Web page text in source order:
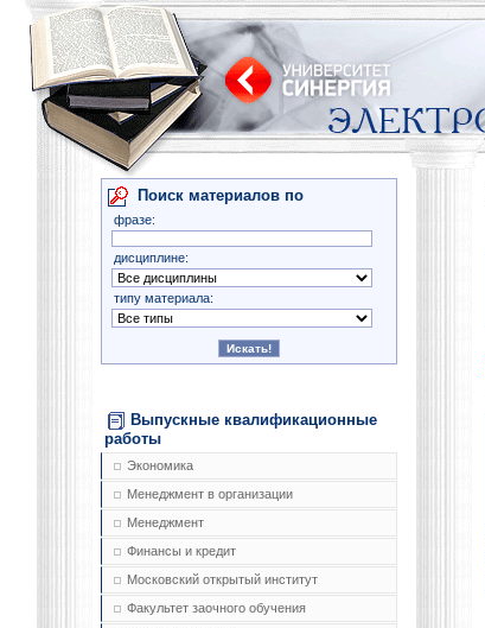
Поиск материалов по
фразе:
дисциплине:
типу материала:
Выпускные квалификационные
работы
Экономика
Менеджмент в организации
Менеджмент
Финансы и кредит
Московский открытый институт
Факультет заочного обучения